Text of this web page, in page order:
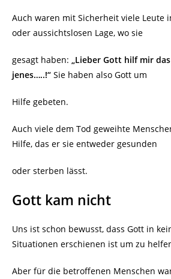
Auch waren mit Sicherheit viele Leute
oder aussichtslosen Lage, wo sie
gesagt haben:
„Lieber Gott hilf mir
jenes…..!“ Sie haben also Gott um
Hilfe gebeten.
Auch viele dem Tod geweihte
Hilfe, das er sie entweder gesunden
oder sterben lässt.
Gott kam nicht
Uns ist schon bewusst, dass Gott in
Situationen erschienen ist um zu
Aber für die betroffenen Menschen